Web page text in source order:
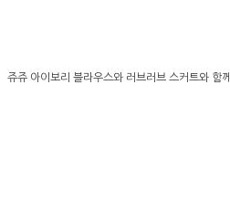
쥬쥬 아이보리 블라우스와 러브러브 스커트와 함께